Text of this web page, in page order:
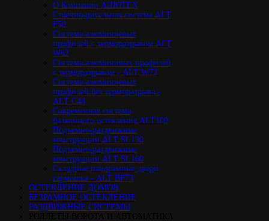
О Компании АЛЮТЕХ
Стоечно-ригельная система ALT
F50
Cистема алюминиевых
профилей с терморазрывом ALT
W62
Система алюминивых профилей
с терморазрывом - ALT W72
Cистема алюминиевых
профилей без терморазрыва -
ALT C48
Cовременная система
балконного остекления ALT100
Подъемно-раздвижные
конструкции ALT SL130
Подъемно-раздвижные
конструкции ALT SL160
Cкладные панорамные двери
гармошка - ALT BF73
ОСТЕКЛЕНИЕ ДОМОВ
БЕЗРАМНОЕ ОСТЕКЛЕНИЕ
РАЗДВИЖНЫЕ СИСТЕМЫ